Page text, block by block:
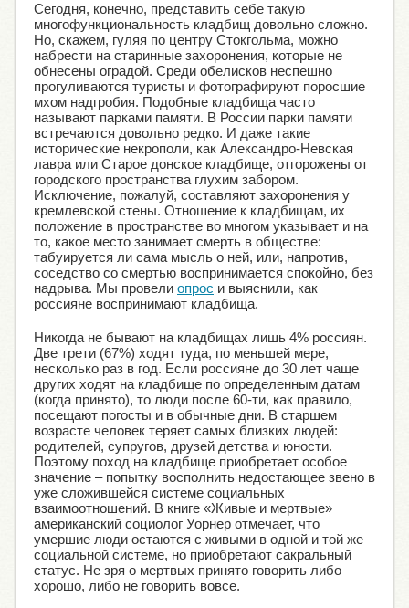
Сегодня, конечно, представить себе такую
многофункциональность кладбищ довольно сложно.
Но, скажем, гуляя по центру Стокгольма, можно
набрести на старинные захоронения, которые не
обнесены оградой. Среди обелисков неспешно
прогуливаются туристы и фотографируют поросшие
мхом надгробия. Подобные кладбища часто
называют парками памяти. В России парки памяти
встречаются довольно редко. И даже такие
исторические некрополи, как Александро-Невская
лавра или Старое донское кладбище, отгорожены от
городского пространства глухим забором.
Исключение, пожалуй, составляют захоронения у
кремлевской стены. Отношение к кладбищам, их
положение в пространстве во многом указывает и на
то, какое место занимает смерть в обществе:
табуируется ли сама мысль о ней, или, напротив,
соседство со смертью воспринимается спокойно, без
надрыва. Мы провели опрос и выяснили, как
россияне воспринимают кладбища.
Никогда не бывают на кладбищах лишь 4% россиян.
Две трети (67%) ходят туда, по меньшей мере,
несколько раз в год. Если россияне до 30 лет чаще
других ходят на кладбище по определенным датам
(когда принято), то люди после 60-ти, как правило,
посещают погосты и в обычные дни. В старшем
возрасте человек теряет самых близких людей:
родителей, супругов, друзей детства и юности.
Поэтому поход на кладбище приобретает особое
значение – попытку восполнить недостающее звено в
уже сложившейся системе социальных
взаимоотношений. В книге «Живые и мертвые»
американский социолог Уорнер отмечает, что
умершие люди остаются с живыми в одной и той же
социальной системе, но приобретают сакральный
статус. Не зря о мертвых принято говорить либо
хорошо, либо не говорить вовсе.